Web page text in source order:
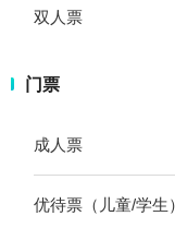
双人票
门票
成人票
优待票（儿童/学生）